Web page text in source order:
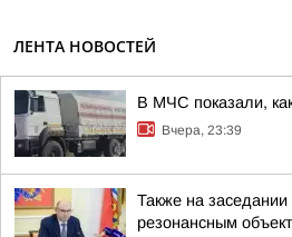
ЛЕНТА НОВОСТЕЙ
В МЧС показали,
Вчера, 23:39
Также на
резонансным